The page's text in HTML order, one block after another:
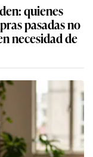
quienes
pasadas no
necesidad de